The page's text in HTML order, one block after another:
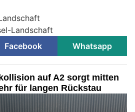
Landschaft
Facebook Whatsapp
auf A2 sorgt mitten
für langen Rückstau